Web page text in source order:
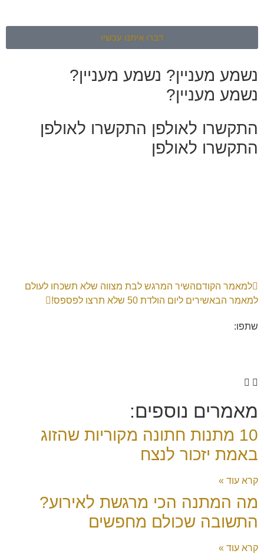
דברו איתנו עכשיו
נשמע מעניין? נשמע מעניין?
נשמע מעניין?
התקשרו לאולפן התקשרו לאולפן
התקשרו לאולפן
למאמר הקודםהשיר המרגש לבת מצווה שלא תשכחו לעולם
למאמר הבאשירים ליום הולדת 50 שלא תרצו לפספס!
שתפו:
מאמרים נוספים:
10 מתנות חתונה מקוריות שהזוג
באמת יזכור לנצח
קרא עוד »
מה המתנה הכי מרגשת לאירוע?
התשובה שכולם מחפשים
קרא עוד »